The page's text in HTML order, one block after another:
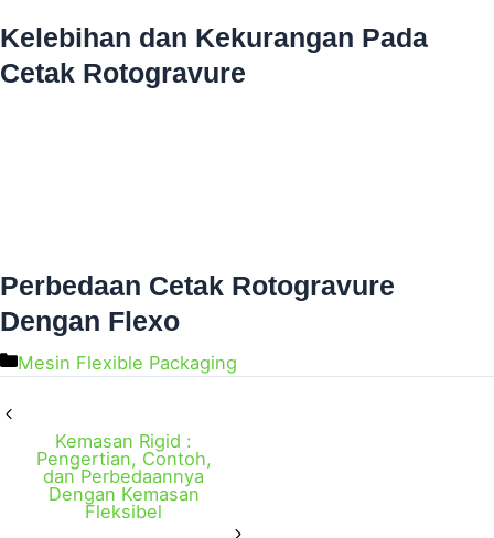
Kelebihan dan Kekurangan Pada
Cetak Rotogravure
Perbedaan Cetak Rotogravure
Dengan Flexo
Mesin Flexible Packaging
Kemasan Rigid :
Pengertian, Contoh,
dan Perbedaannya
Dengan Kemasan
Fleksibel